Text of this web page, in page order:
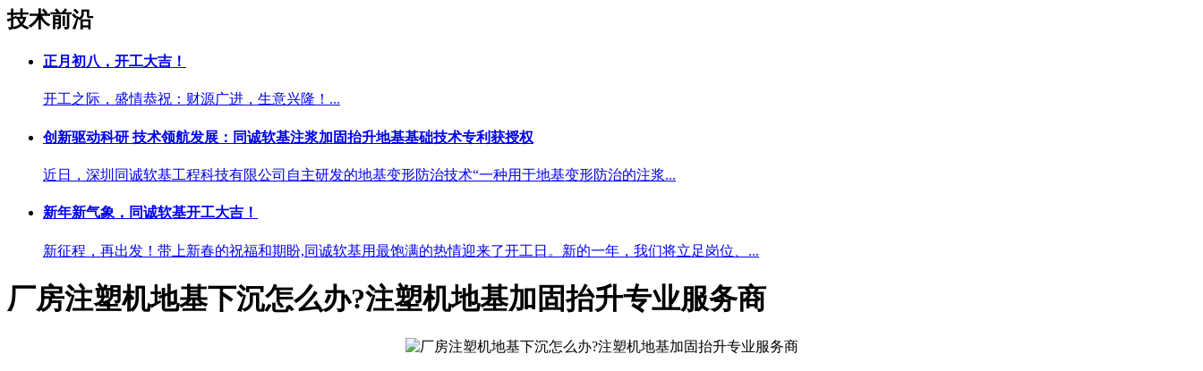
技术前沿
正月初八，开工大吉！
开工之际，盛情恭祝：财源广进，生意兴隆！...
创新驱动科研 技术领航发展：同诚软基注浆加固抬升地基基础技术专利获授权
近日，深圳同诚软基工程科技有限公司自主研发的地基变形防治技术“一种用于地基变形防治的注浆...
新年新气象，同诚软基开工大吉！
新征程，再出发！带上新春的祝福和期盼,同诚软基用最饱满的热情迎来了开工日。新的一年，我们将立足岗位、...
厂房注塑机地基下沉怎么办?注塑机地基加固抬升专业服务商